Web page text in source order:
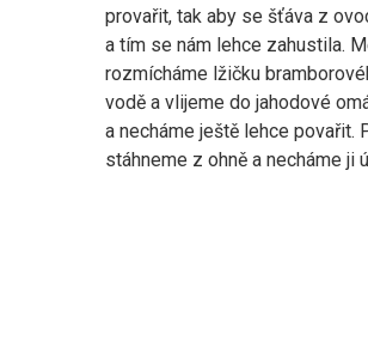
provařit, tak aby se šťáva z
a tím se nám lehce zahustila.
rozmícháme lžičku
vodě a vlijeme do jahodové
a necháme ještě lehce povařit.
stáhneme z ohně a necháme ji